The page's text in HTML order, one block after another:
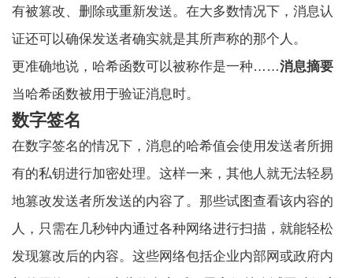
有被篡改、删除或重新发送。在大多数情况下，消息认
证还可以确保发送者确实就是其所声称的那个人。
更准确地说，哈希函数可以被称作是一种……消息摘要
当哈希函数被用于验证消息时。
数字签名
在数字签名的情况下，消息的哈希值会使用发送者所拥
有的私钥进行加密处理。这样一来，其他人就无法轻易
地篡改发送者所发送的内容了。那些试图查看该内容的
人，只需在几秒钟内通过各种网络进行扫描，就能轻松
发现篡改后的内容。这些网络包括企业内部网或政府内